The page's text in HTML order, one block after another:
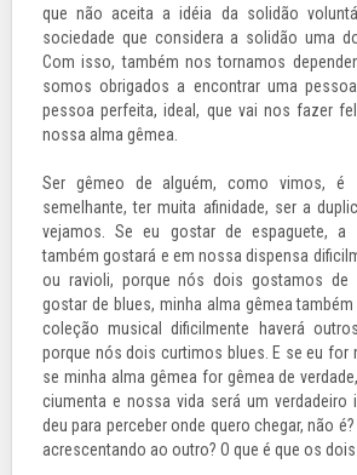
que não aceita a idéia da solidão
sociedade que considera a solidão uma
Com isso, também nos tornamos
somos obrigados a encontrar uma
pessoa perfeita, ideal, que vai nos fazer
nossa alma gêmea.
Ser gêmeo de alguém, como vimos, é
semelhante, ter muita afinidade, ser a
vejamos. Se eu gostar de espaguete, a
também gostará e em nossa dispensa
ou ravioli, porque nós dois gostamos de
gostar de blues, minha alma gêmea
coleção musical dificilmente haverá
porque nós dois curtimos blues. E se eu for
se minha alma gêmea for gêmea de
ciumenta e nossa vida será um verdadeiro
deu para perceber onde quero chegar, não
acrescentando ao outro? O que é que os